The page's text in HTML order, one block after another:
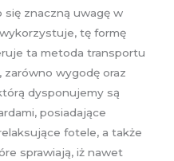
się znaczną uwagę w
tę formę
ta metoda transportu
wygodę oraz
dysponujemy są
posiadające
fotele, a także
sprawiają, iż nawet